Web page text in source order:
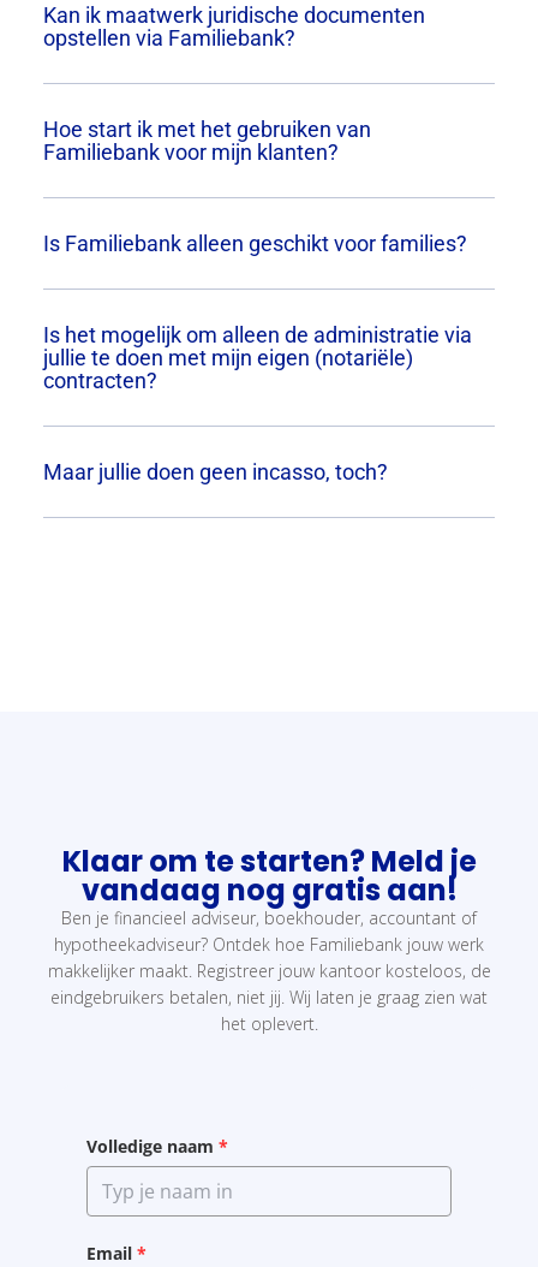
Kan ik maatwerk juridische documenten
opstellen via Familiebank?
Hoe start ik met het gebruiken van
Familiebank voor mijn klanten?
Is Familiebank alleen geschikt voor families?
Is het mogelijk om alleen de administratie via
jullie te doen met mijn eigen (notariële)
contracten?
Maar jullie doen geen incasso, toch?
Klaar om te starten? Meld je
vandaag nog gratis aan!
Ben je financieel adviseur, boekhouder, accountant of
hypotheekadviseur? Ontdek hoe Familiebank jouw werk
makkelijker maakt. Registreer jouw kantoor kosteloos, de
eindgebruikers betalen, niet jij. Wij laten je graag zien wat
het oplevert.
Volledige naam *
Email *